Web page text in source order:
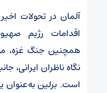
آلمان در تحولات
اقدامات رژیم
همچنین جنگ غزه،
نگاه ناظران ایرانی،
است. برلین به‌عنوان